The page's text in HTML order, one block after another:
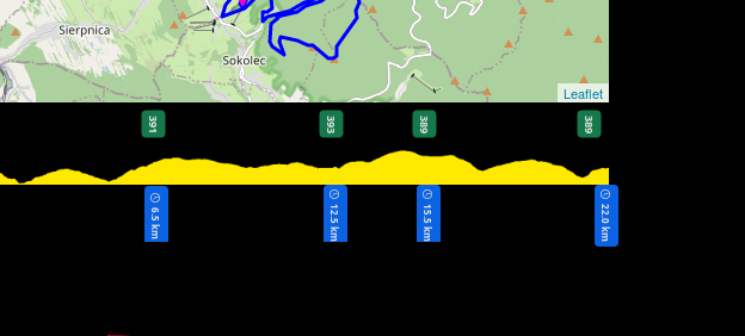
Leaflet
391
6.5 km
393
12.5 km
389
15.5 km
389
22.0 km